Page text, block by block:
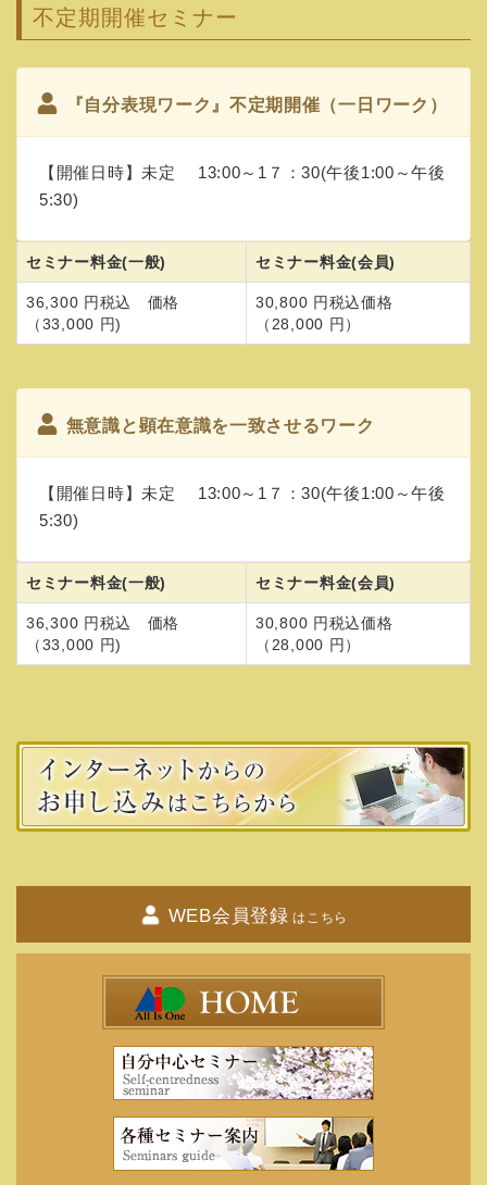
不定期開催セミナー
『自分表現ワーク』不定期開催（一日ワーク）
【開催日時】未定 13:00～1７：30(午後1:00～午後
5:30)
セミナー料金(一般) セミナー料金(会員)
36,300 円税込 価格
（33,000 円)
30,800 円税込価格
（28,000 円）
無意識と顕在意識を一致させるワーク
【開催日時】未定 13:00～1７：30(午後1:00～午後
5:30)
セミナー料金(一般) セミナー料金(会員)
36,300 円税込 価格
（33,000 円)
30,800 円税込価格
（28,000 円）
WEB会員登録 はこちら